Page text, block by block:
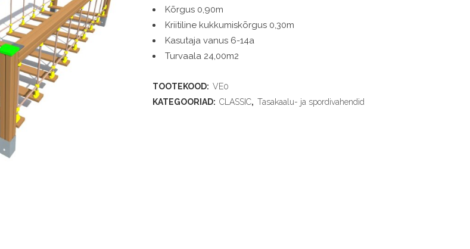
Kõrgus 0,90m
Kriitiline kukkumiskõrgus 0,30m
Kasutaja vanus 6-14a
Turvaala 24,00m2
TOOTEKOOD: VE0
KATEGOORIAD: CLASSIC, Tasakaalu- ja spordivahendid